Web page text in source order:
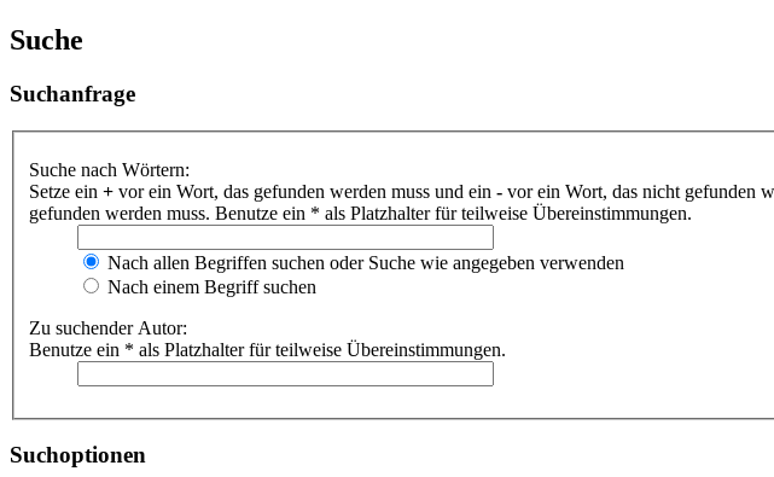
Suche
Suchanfrage
Suche nach Wörtern:
Setze ein + vor ein Wort, das gefunden werden muss und ein - vor ein Wort, das nicht gefunden
gefunden werden muss. Benutze ein * als Platzhalter für teilweise Übereinstimmungen.
Nach allen Begriffen suchen oder Suche wie angegeben verwenden
Nach einem Begriff suchen
Zu suchender Autor:
Benutze ein * als Platzhalter für teilweise Übereinstimmungen.
Suchoptionen